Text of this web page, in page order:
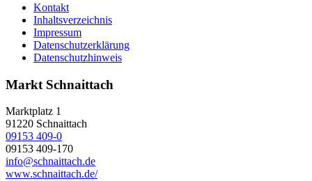
Kontakt
Inhaltsverzeichnis
Impressum
Datenschutzerklärung
Datenschutzhinweis
Markt Schnaittach
Marktplatz 1
91220 Schnaittach
09153 409-0
09153 409-170
info@schnaittach.de
www.schnaittach.de/